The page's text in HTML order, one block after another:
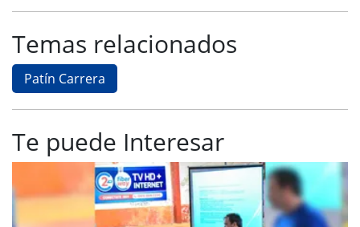
Temas relacionados
Patín Carrera
Te puede Interesar